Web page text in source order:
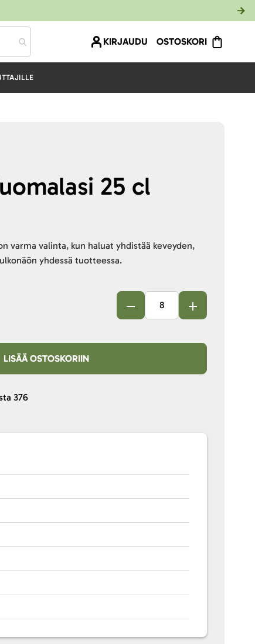
KIRJAUDU OSTOSKORI
25 cl
varma valinta, kun haluat yhdistää keveyden,
yhdessä tuotteessa.
LISÄÄ OSTOSKORIIN
376